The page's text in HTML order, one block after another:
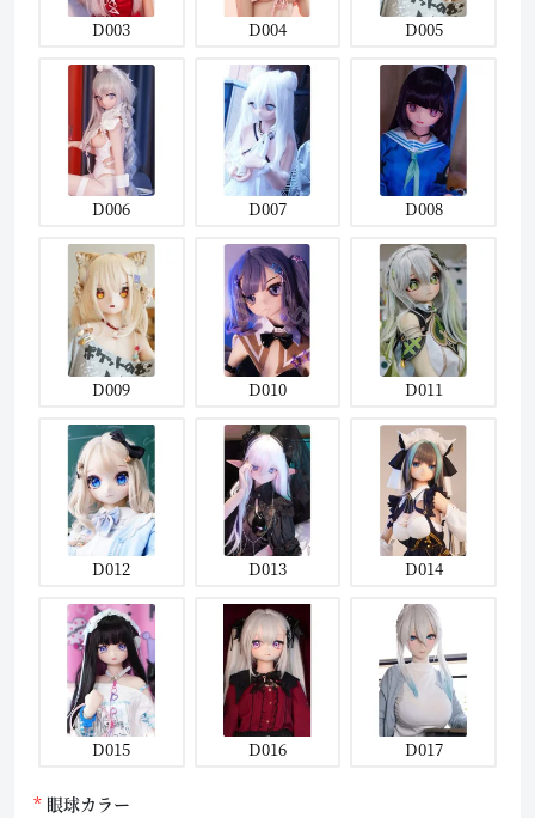
D003 D004 D005
D006 D007 D008
D009 D010 D011
D012 D013 D014
D015 D016 D017
眼球カラー